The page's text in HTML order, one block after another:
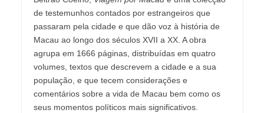
de testemunhos contados por estrangeiros que
passaram pela cidade e que dão voz à história de
Macau ao longo dos séculos XVII a XX. A obra
agrupa em 1666 páginas, distribuídas em quatro
volumes, textos que descrevem a cidade e a sua
população, e que tecem considerações e
comentários sobre a vida de Macau bem como os
seus momentos políticos mais significativos.